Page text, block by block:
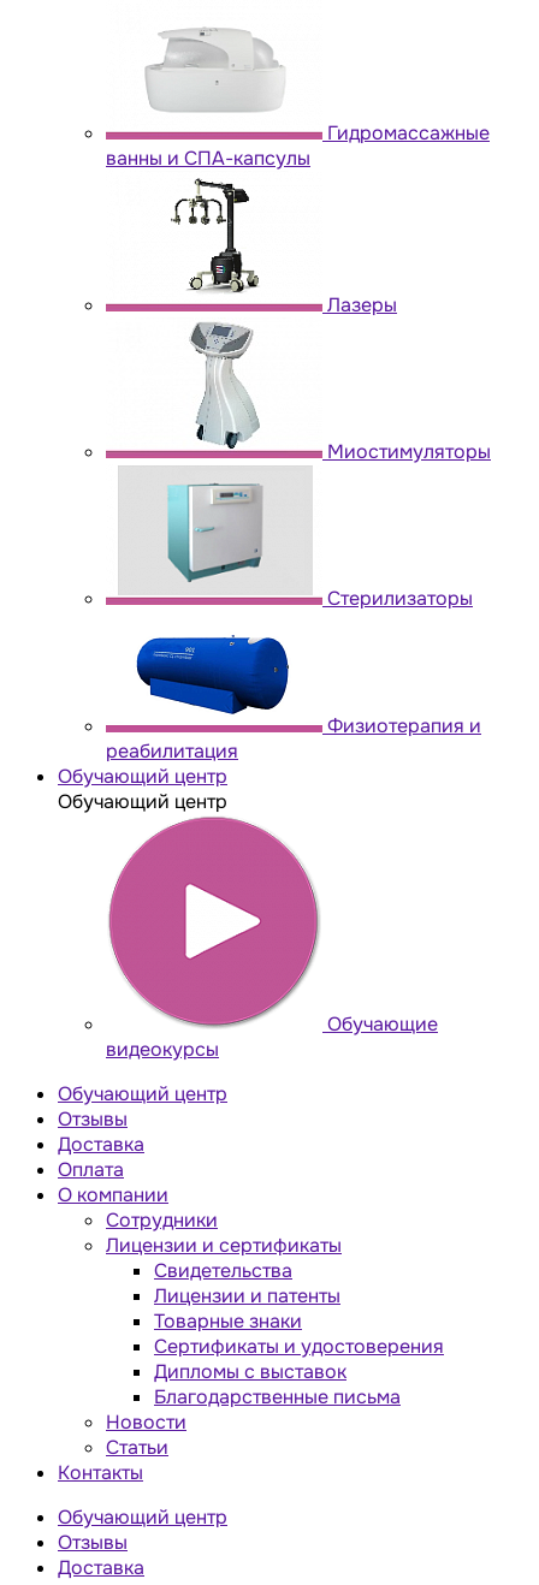
Гидромассажные
ванны и СПА-капсулы
Лазеры
Миостимуляторы
Стерилизаторы
Физиотерапия и
реабилитация
Обучающий центр
Обучающий центр
Обучающие
видеокурсы
Обучающий центр
Отзывы
Доставка
Оплата
О компании
Сотрудники
Лицензии и сертификаты
Свидетельства
Лицензии и патенты
Товарные знаки
Сертификаты и удостоверения
Дипломы с выставок
Благодарственные письма
Новости
Статьи
Контакты
Обучающий центр
Отзывы
Доставка